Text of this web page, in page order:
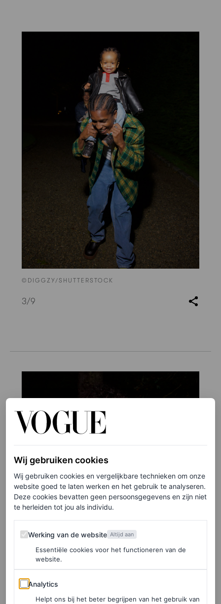
©DIGGZY/SHUTTERSTOCK
3/9
Wij gebruiken cookies
Wij gebruiken cookies en vergelijkbare technieken om onze
website goed te laten werken en het gebruik te analyseren.
Deze cookies bevatten geen persoonsgegevens en zijn niet
te herleiden tot jou als individu.
Werking van de website
Werking van de website Altijd aan
Essentiële cookies voor het functioneren van de
website.
Analytics
Analytics
Helpt ons bij het beter begrijpen van het gebruik van